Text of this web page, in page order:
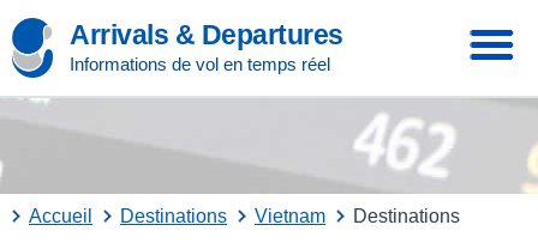
Arrivals & Departures
Informations de vol en temps réel
Accueil Destinations Vietnam Destinations